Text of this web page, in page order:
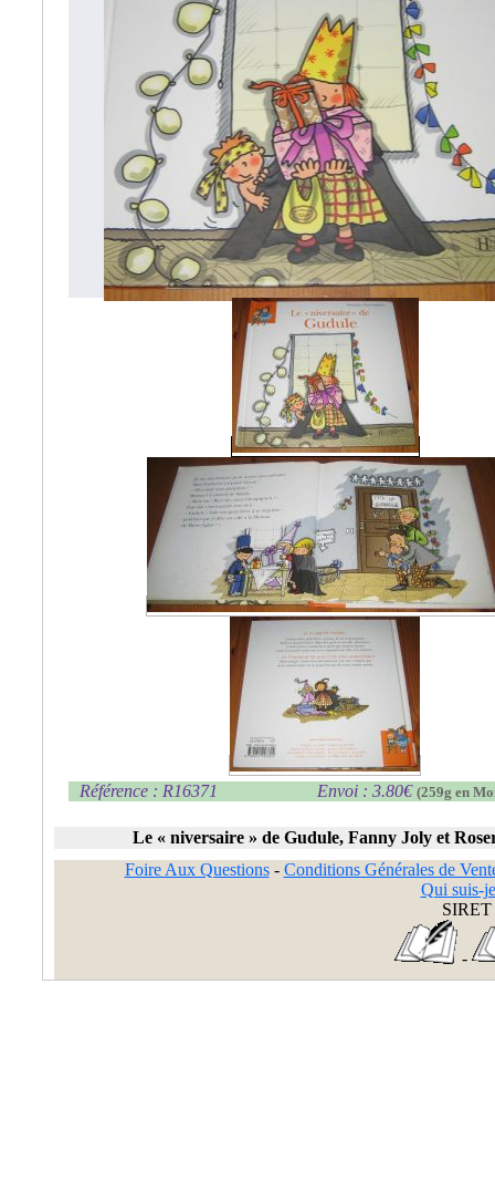
Référence : R16371 Envoi : 3.80€ (259g en
Le « niversaire » de Gudule, Fanny Joly et
Foire Aux Questions- Conditions Générales de
Qui suis-
SIRET
-